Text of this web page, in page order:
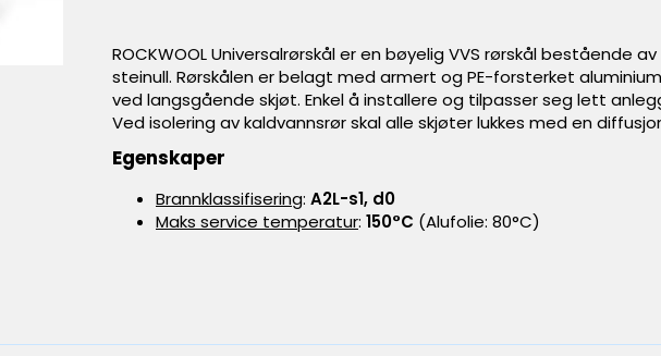
ROCKWOOL Universalrørskål er en bøyelig VVS rørskål bestående
steinull. Rørskålen er belagt med armert og PE-forsterket
ved langsgående skjøt. Enkel å installere og tilpasser seg lett
Ved isolering av kaldvannsrør skal alle skjøter lukkes med en
Egenskaper
Brannklassifisering: A2L-s1, d0
Maks service temperatur: 150°C (Alufolie: 80°C)